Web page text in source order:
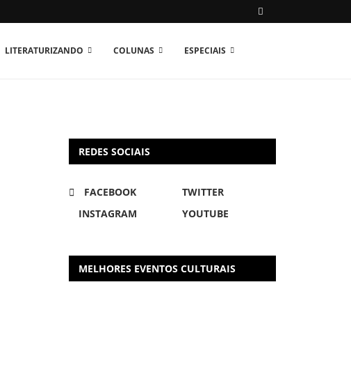
LITERATURIZANDO COLUNAS ESPECIAIS
REDES SOCIAIS
FACEBOOK
TWITTER
INSTAGRAM
YOUTUBE
MELHORES EVENTOS CULTURAIS